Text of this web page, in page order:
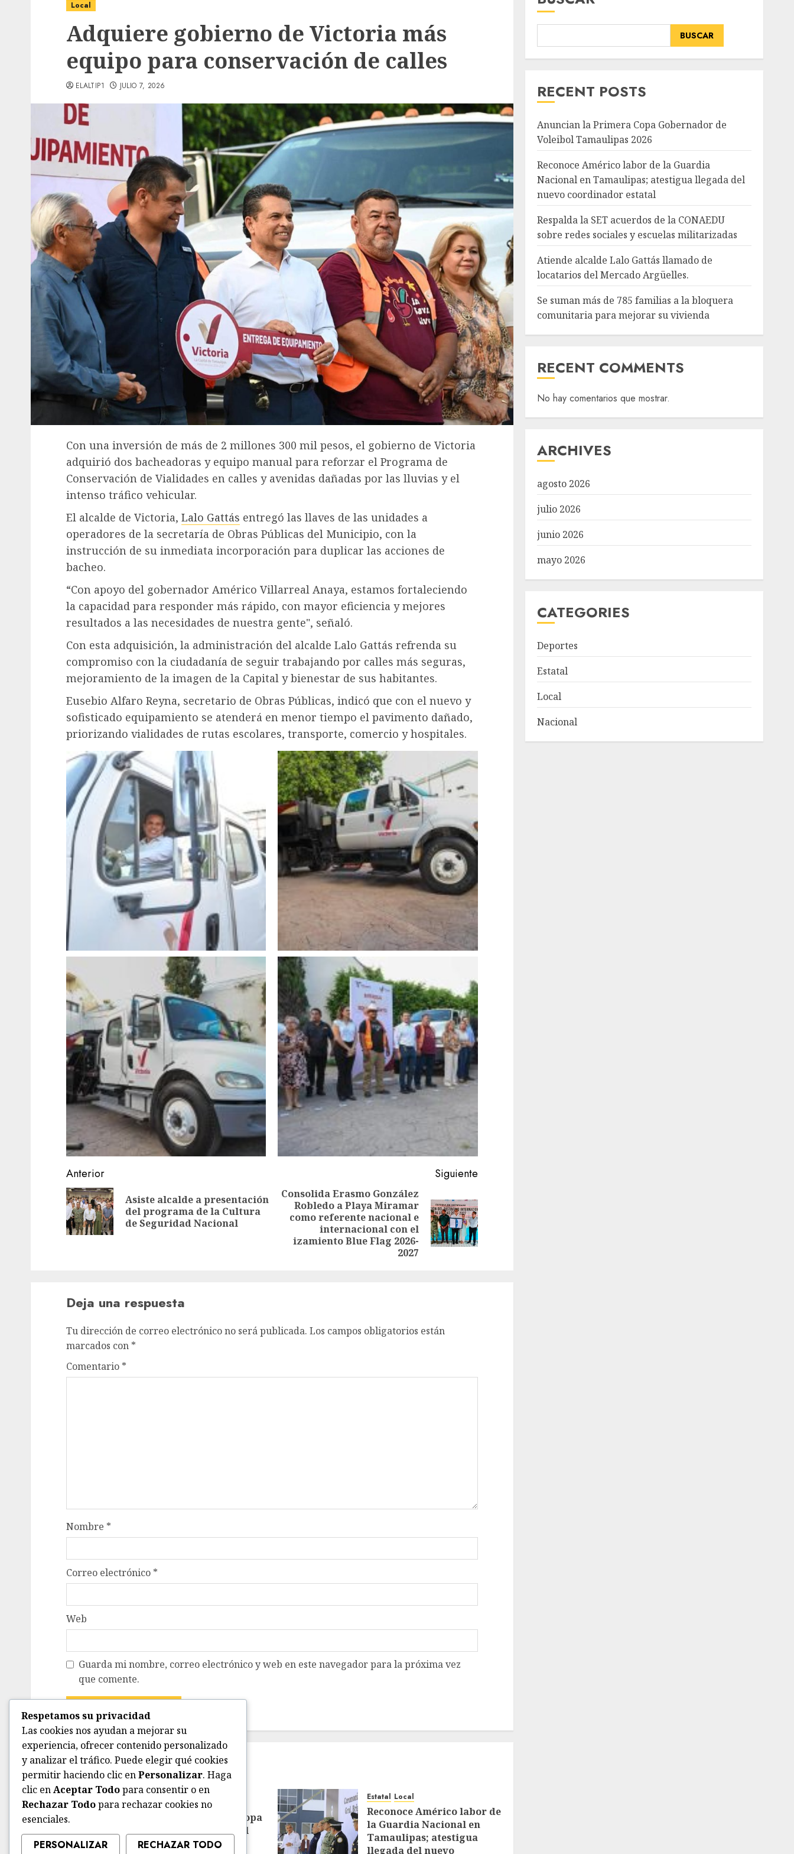
Local
Adquiere gobierno de Victoria más
equipo para conservación de calles
ELALTIP1 JULIO 7, 2026
Con una inversión de más de 2 millones 300 mil pesos, el gobierno de Victoria
adquirió dos bacheadoras y equipo manual para reforzar el Programa de
Conservación de Vialidades en calles y avenidas dañadas por las lluvias y el
intenso tráfico vehicular.
El alcalde de Victoria, Lalo Gattás entregó las llaves de las unidades a
operadores de la secretaría de Obras Públicas del Municipio, con la
instrucción de su inmediata incorporación para duplicar las acciones de
bacheo.
“Con apoyo del gobernador Américo Villarreal Anaya, estamos fortaleciendo
la capacidad para responder más rápido, con mayor eficiencia y mejores
resultados a las necesidades de nuestra gente", señaló.
Con esta adquisición, la administración del alcalde Lalo Gattás refrenda su
compromiso con la ciudadanía de seguir trabajando por calles más seguras,
mejoramiento de la imagen de la Capital y bienestar de sus habitantes.
Eusebio Alfaro Reyna, secretario de Obras Públicas, indicó que con el nuevo y
sofisticado equipamiento se atenderá en menor tiempo el pavimento dañado,
priorizando vialidades de rutas escolares, transporte, comercio y hospitales.
Navegación
de
entradas
Anterior
Entrada
anterior:
Asiste alcalde a presentación
del programa de la Cultura
de Seguridad Nacional
Siguiente
Siguiente
entrada:
Consolida Erasmo González
Robledo a Playa Miramar
como referente nacional e
internacional con el
izamiento Blue Flag 2026-
2027
Deja una respuesta
Tu dirección de correo electrónico no será publicada. Los campos obligatorios están
marcados con *
Comentario *
Nombre *
Correo electrónico *
Web
Guarda mi nombre, correo electrónico y web en este navegador para la próxima vez
que comente.
NOTICIAS RELACIONADAS
Deportes Estatal Local
Anuncian la Primera Copa
Gobernador de Voleibol
Tamaulipas 2026
Estatal Local
Reconoce Américo labor de
la Guardia Nacional en
Tamaulipas; atestigua
llegada del nuevo
BUSCAR
RECENT POSTS
Anuncian la Primera Copa Gobernador de
Voleibol Tamaulipas 2026
Reconoce Américo labor de la Guardia
Nacional en Tamaulipas; atestigua llegada del
nuevo coordinador estatal
Respalda la SET acuerdos de la CONAEDU
sobre redes sociales y escuelas militarizadas
Atiende alcalde Lalo Gattás llamado de
locatarios del Mercado Argüelles.
Se suman más de 785 familias a la bloquera
comunitaria para mejorar su vivienda
RECENT COMMENTS
No hay comentarios que mostrar.
ARCHIVES
agosto 2026
julio 2026
junio 2026
mayo 2026
CATEGORIES
Deportes
Estatal
Local
Nacional
Respetamos su privacidad
Las cookies nos ayudan a mejorar su
experiencia, ofrecer contenido personalizado
y analizar el tráfico. Puede elegir qué cookies
permitir haciendo clic enPersonalizar. Haga
clic enAceptar Todopara consentir o en
Rechazar Todopara rechazar cookies no
esenciales.
PERSONALIZAR RECHAZAR TODO